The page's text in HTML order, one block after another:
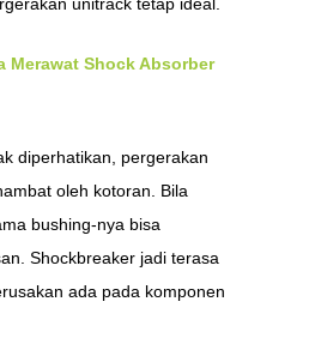
Merawat Shock Absorber
diperhatikan, pergerakan
oleh kotoran. Bila
bushing-nya bisa
Shockbreaker jadi terasa
ada pada komponen